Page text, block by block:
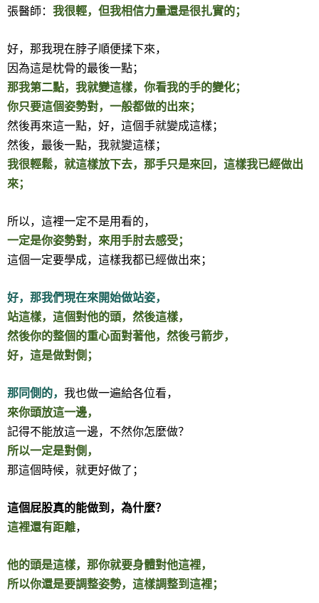
張醫師： 我很輕，但我相信力量還是很扎實的；
好，那我現在脖子順便揉下來，
因為這是枕骨的最後一點；
那我第二點，我就變這樣，你看我的手的變化；
你只要這個姿勢對，一般都做的出來；
然後再來這一點，好，這個手就變成這樣；
然後，最後一點，我就變這樣；
我很輕鬆，就這樣放下去，那手只是來回，這樣我已經做出
來；
所以，這裡一定不是用看的，
一定是你姿勢對，來用手肘去感受；
這個一定要學成，這樣我都已經做出來；
好，那我們現在來開始做站姿，
站這樣，這個對他的頭，然後這樣，
然後你的整個的重心面對著他，然後弓箭步，
好，這是做對側；
那同側的， 我也做一遍給各位看，
來你頭放這一邊，
記得不能放這一邊，不然你怎麼做？
所以一定是對側，
那這個時候，就更好做了；
這個屁股真的能做到，為什麼？
這裡還有距離，
他的頭是這樣，那你就要身體對他這裡，
所以你還是要調整姿勢，這樣調整到這裡；